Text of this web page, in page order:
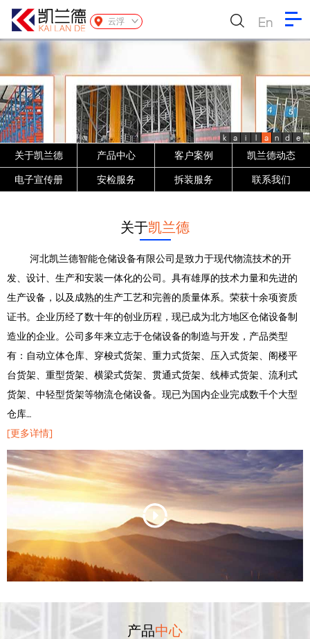
云浮 En
k a i l a n d e
关于凯兰德 产品中心 客户案例 凯兰德动态
电子宣传册 安检服务 拆装服务 联系我们
关于凯兰德
河北凯兰德智能仓储设备有限公司是致力于现代物流技术的开
发、设计、生产和安装一体化的公司。具有雄厚的技术力量和先进的
生产设备，以及成熟的生产工艺和完善的质量体系。荣获十余项资质
证书。企业历经了数十年的创业历程，现已成为北方地区仓储设备制
造业的企业。公司多年来立志于仓储设备的制造与开发，产品类型
有：自动立体仓库、穿梭式货架、重力式货架、压入式货架、阁楼平
台货架、重型货架、横梁式货架、贯通式货架、线棒式货架、流利式
货架、中轻型货架等物流仓储设备。现已为国内企业完成数千个大型
仓库…
[更多详情]
产品中心